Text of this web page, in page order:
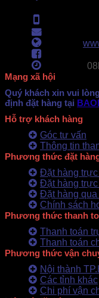
Mạng xã hội
Quý khách xin vui
định đặt hàng tại
Hỗ trợ khách hàng
Góc tư vấn
Thông tin
Phương thức đặt
Đặt hàng
Đặt hàng trực
Đặt hàng qua
Chính sách
Phương thức thanh
Thanh toán
Thanh toán
Phương thức vận
Nội thành
Các tỉnh khác
Chi phí vận